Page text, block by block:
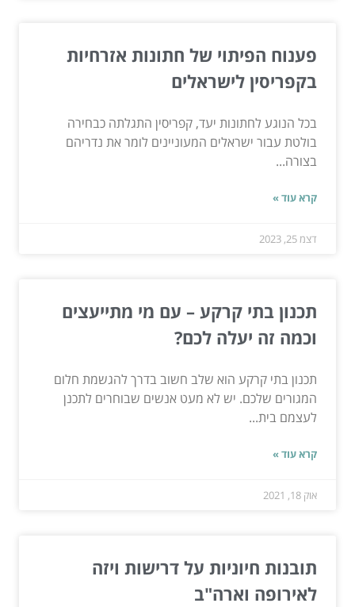
פענוח הפיתוי של חתונות אזרחיות
בקפריסין לישראלים
בכל הנוגע לחתונות יעד, קפריסין התגלתה כבחירה
בולטת עבור ישראלים המעוניינים לומר את נדריהם
בצורה...
קרא עוד »
דצמ 25, 2023
תכנון בתי קרקע – עם מי מתייעצים
וכמה זה יעלה לכם?
תכנון בתי קרקע הוא שלב חשוב בדרך להגשמת חלום
המגורים שלכם. יש לא מעט אנשים שבוחרים לתכנן
לעצמם בית...
קרא עוד »
אוק 18, 2021
תובנות חיוניות על דרישות ויזה
לאירופה וארה"ב